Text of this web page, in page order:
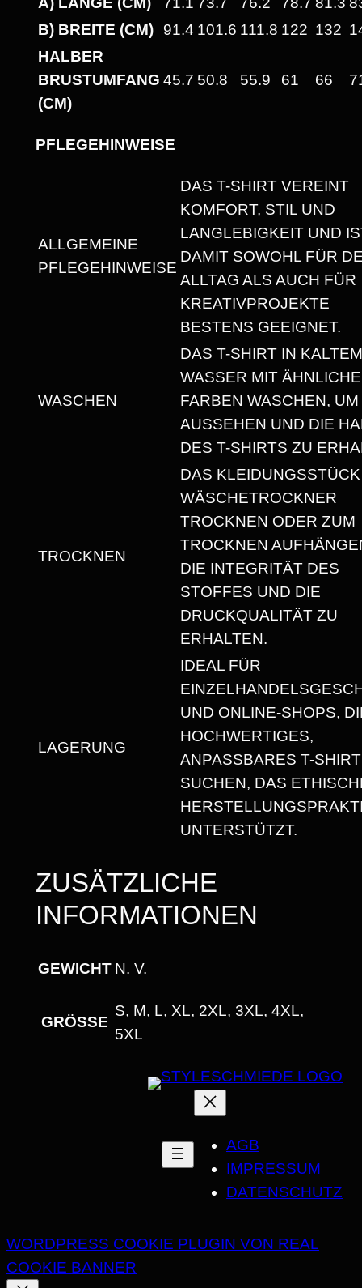
E
N
"
H
A
E
I
U
L
S
S
C
E
B) BREITE (CM)
91.4 101.6 111.8 122 132
HALBER
BRUSTUMFANG
(CM)
45.7 50.8 55.9 61 66
PFLEGEHINWEISE
ALLGEMEINE
PFLEGEHINWEISE
DAS T-SHIRT VEREINT
KOMFORT, STIL UND
LANGLEBIGKEIT UND
DAMIT SOWOHL FÜR
ALLTAG ALS AUCH FÜR
KREATIVPROJEKTE
BESTENS GEEIGNET.
WASCHEN
DAS T-SHIRT IN KALTEM
WASSER MIT
FARBEN WASCHEN,
AUSSEHEN UND DIE
DES T-SHIRTS ZU
TROCKNEN
DAS
WÄSCHETROCKNER
TROCKNEN ODER ZUM
TROCKNEN
DIE INTEGRITÄT DES
STOFFES UND DIE
DRUCKQUALITÄT ZU
ERHALTEN.
LAGERUNG
IDEAL FÜR
UND ONLINE-SHOPS,
HOCHWERTIGES,
ANPASSBARES T-SHIRT
SUCHEN, DAS
UNTERSTÜTZT.
ZUSÄTZLICHE
INFORMATIONEN
GEWICHT N. V.
GRÖSSE
S, M, L, XL, 2XL, 3XL, 4XL,
5XL
AGB
IMPRESSUM
DATENSCHUTZ
WORDPRESS COOKIE PLUGIN VON REAL
COOKIE BANNER